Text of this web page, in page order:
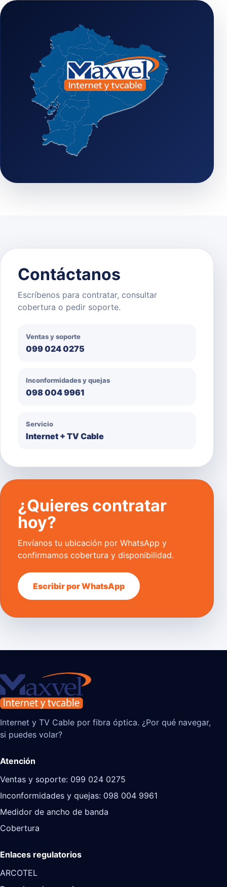
Contáctanos
Escríbenos para contratar, consultar
cobertura o pedir soporte.
Ventas y soporte
099 024 0275
Inconformidades y quejas
098 004 9961
Servicio
Internet + TV Cable
¿Quieres contratar
hoy?
Envíanos tu ubicación por WhatsApp y
confirmamos cobertura y disponibilidad.
Escribir por WhatsApp
Internet y TV Cable por fibra óptica. ¿Por qué navegar,
si puedes volar?
Atención
Ventas y soporte: 099 024 0275
Inconformidades y quejas: 098 004 9961
Medidor de ancho de banda
Cobertura
Enlaces regulatorios
ARCOTEL